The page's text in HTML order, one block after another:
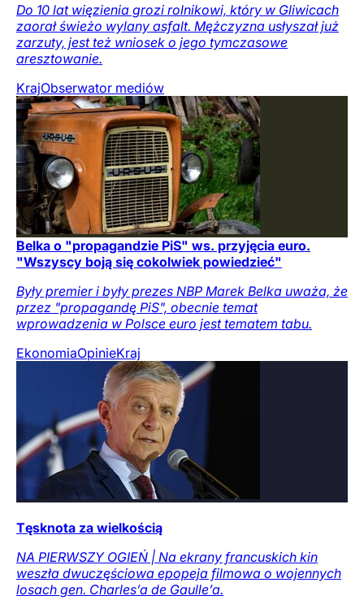
Do 10 lat więzienia grozi rolnikowi, który w Gliwicach
zaorał świeżo wylany asfalt. Mężczyzna usłyszał już
zarzuty, jest też wniosek o jego tymczasowe
aresztowanie.
KrajObserwator mediów
Belka o "propagandzie PiS" ws. przyjęcia euro.
"Wszyscy boją się cokolwiek powiedzieć"
Były premier i były prezes NBP Marek Belka uważa, że
przez "propagandę PiS", obecnie temat
wprowadzenia w Polsce euro jest tematem tabu.
EkonomiaOpinieKraj
Tęsknota za wielkością
NA PIERWSZY OGIEŃ | Na ekrany francuskich kin
weszła dwuczęściowa epopeja filmowa o wojennych
losach gen. Charles’a de Gaulle’a.